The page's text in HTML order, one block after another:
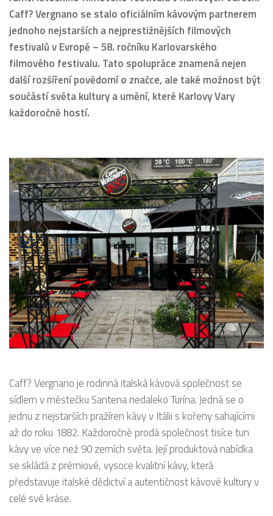
Caff? Vergnano se stalo oficiálním kávovým partnerem
jednoho nejstarších a nejprestižnějších filmových
festivalů v Evropě – 58. ročníku Karlovarského
filmového festivalu. Tato spolupráce znamená nejen
další rozšíření povědomí o značce, ale také možnost být
součástí světa kultury a umění, které Karlovy Vary
každoročně hostí.
Caff? Vergnano je rodinná italská kávová společnost se
sídlem v městečku Santena nedaleko Turína. Jedná se o
jednu z nejstarších pražíren kávy v Itálii s kořeny sahajícími
až do roku 1882. Každoročně prodá společnost tisíce tun
kávy ve více než 90 zemích světa. Její produktová nabídka
se skládá z prémiové, vysoce kvalitní kávy, která
představuje italské dědictví a autentičnost kávové kultury v
celé své kráse.